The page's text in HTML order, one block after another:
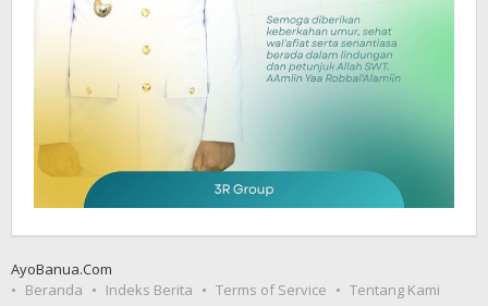
AyoBanua.Com
Beranda
Indeks Berita Terms of Service Tentang Kami